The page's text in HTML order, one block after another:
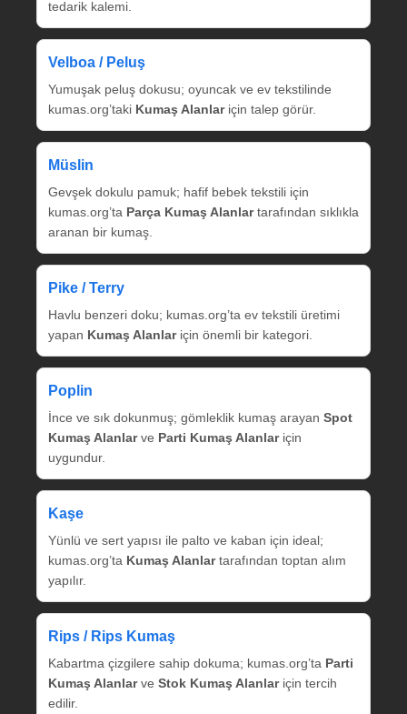
tedarik kalemi.
Velboa / Peluş
Yumuşak peluş dokusu; oyuncak ve ev tekstilinde
kumas.org’taki Kumaş Alanlariçin talep görür.
Müslin
Gevşek dokulu pamuk; hafif bebek tekstili için
kumas.org’ta Parça Kumaş Alanlartarafından sıklıkla
aranan bir kumaş.
Pike / Terry
Havlu benzeri doku; kumas.org’ta ev tekstili üretimi
yapan Kumaş Alanlariçin önemli bir kategori.
Poplin
İnce ve sık dokunmuş; gömleklik kumaş arayan Spot
Kumaş Alanlarve Parti Kumaş Alanlariçin
uygundur.
Kaşe
Yünlü ve sert yapısı ile palto ve kaban için ideal;
kumas.org’ta Kumaş Alanlartarafından toptan alım
yapılır.
Rips / Rips Kumaş
Kabartma çizgilere sahip dokuma; kumas.org’ta Parti
Kumaş Alanlarve Stok Kumaş Alanlariçin tercih
edilir.